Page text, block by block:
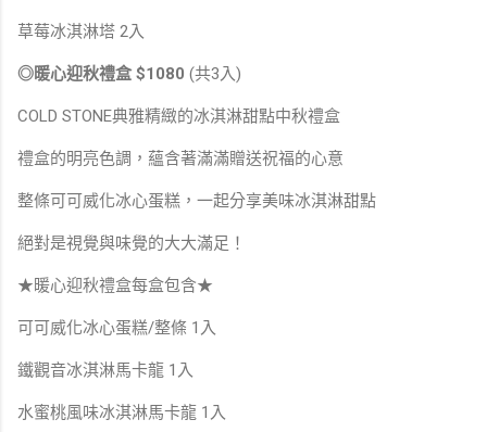
草莓冰淇淋塔 2入
◎暖心迎秋禮盒 $1080 (共3入)
COLD STONE典雅精緻的冰淇淋甜點中秋禮盒
禮盒的明亮色調，蘊含著滿滿贈送祝福的心意
整條可可威化冰心蛋糕，一起分享美味冰淇淋甜點
絕對是視覺與味覺的大大滿足！
★暖心迎秋禮盒每盒包含★
可可威化冰心蛋糕/整條 1入
鐵觀音冰淇淋馬卡龍 1入
水蜜桃風味冰淇淋馬卡龍 1入